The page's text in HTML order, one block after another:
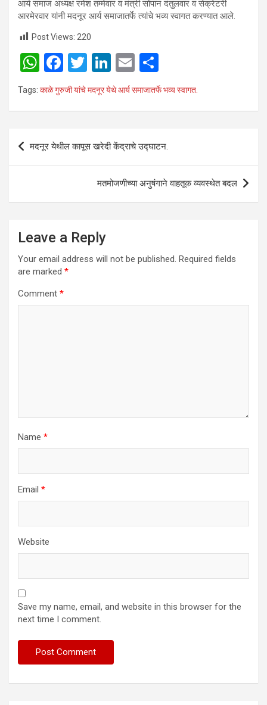
आर्य समाज अध्यक्ष रमेश तम्मेवार व मंत्री सोपान दंतुलवार व सेक्रेटरी
आरमेरवार यांनी मदनूर आर्य समाजातर्फे त्यांचे भव्य स्वागत करण्यात आले.
Post Views: 220
W
h
A
p
F
a
o
T
wi
tt
Li
n
n
E
m h
Tags: काळे गुरुजी यांचे मदनूर येथे आर्य समाजातर्फे भव्य स्वागत.
Post
navigation
मदनूर येथील कापूस खरेदी केंद्राचे उद्घाटन.
मतमोजणीच्या अनुषंगाने वाहतूक व्यवस्थेत बदल
Leave a Reply
Your email address will not be published. Required fields
are marked *
Comment *
Name *
Email *
Website
Save my name, email, and website in this browser for the
next time I comment.